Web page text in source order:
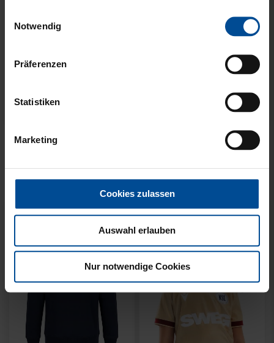
gesammelt haben.
Notwendig
Präferenzen
Statistiken
Marketing
Cookies zulassen
Auswahl erlauben
Nur notwendige Cookies
SWEATER KARLSRUHE SWEATER KARLSRUHE